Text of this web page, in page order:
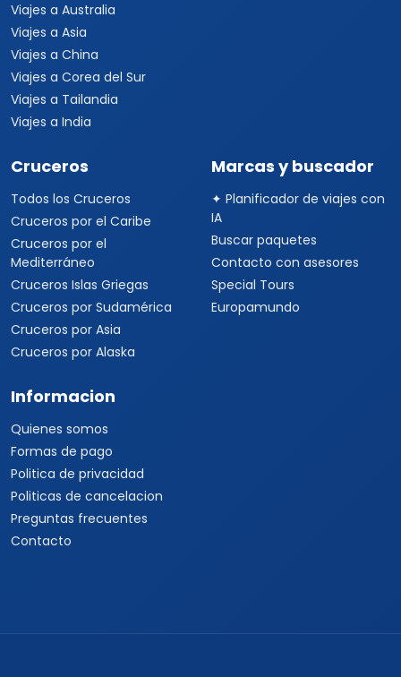
Viajes a Australia
Viajes a Asia
Viajes a China
Viajes a Corea del Sur
Viajes a Tailandia
Viajes a India
Cruceros
Todos los Cruceros
Cruceros por el Caribe
Cruceros por el
Mediterráneo
Cruceros Islas Griegas
Cruceros por Sudamérica
Cruceros por Asia
Cruceros por Alaska
Marcas y buscador
✦ Planificador de viajes con
IA
Buscar paquetes
Contacto con asesores
Special Tours
Europamundo
Informacion
Quienes somos
Formas de pago
Politica de privacidad
Politicas de cancelacion
Preguntas frecuentes
Contacto